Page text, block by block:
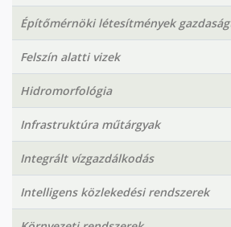
Építőmérnöki létesítmények
Felszín alatti vizek
Hidromorfológia
Infrastruktúra műtárgyak
Integrált vízgazdálkodás
Intelligens közlekedési rendszerek